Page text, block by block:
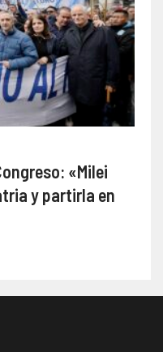
«Milei
y partirla en